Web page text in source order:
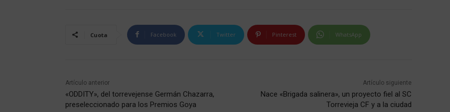
Cuota Facebook Twitter Pinterest WhatsApp
Artículo anterior
«ODDITY», del torrevejense Germán Chazarra,
preseleccionado para los Premios Goya
Artículo siguiente
Nace «Brigada salinera», un proyecto fiel al SC
Torrevieja CF y a la ciudad